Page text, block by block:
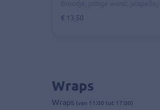
€ 13,50
Wraps
Wraps (van 11:00 tot 17:00)